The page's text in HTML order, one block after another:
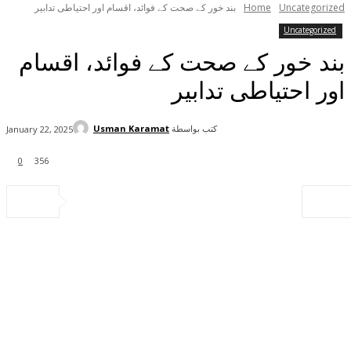
Home Uncategorized بند خور کے صحت کے فوائد، اقسام اور احتیاطی تدابیر
Uncategorized
بند خور کے صحت کے فوائد، اقسام
اور احتیاطی تدابیر
0 356
January 22, 2025 كتب بواسطة Usman Karamat